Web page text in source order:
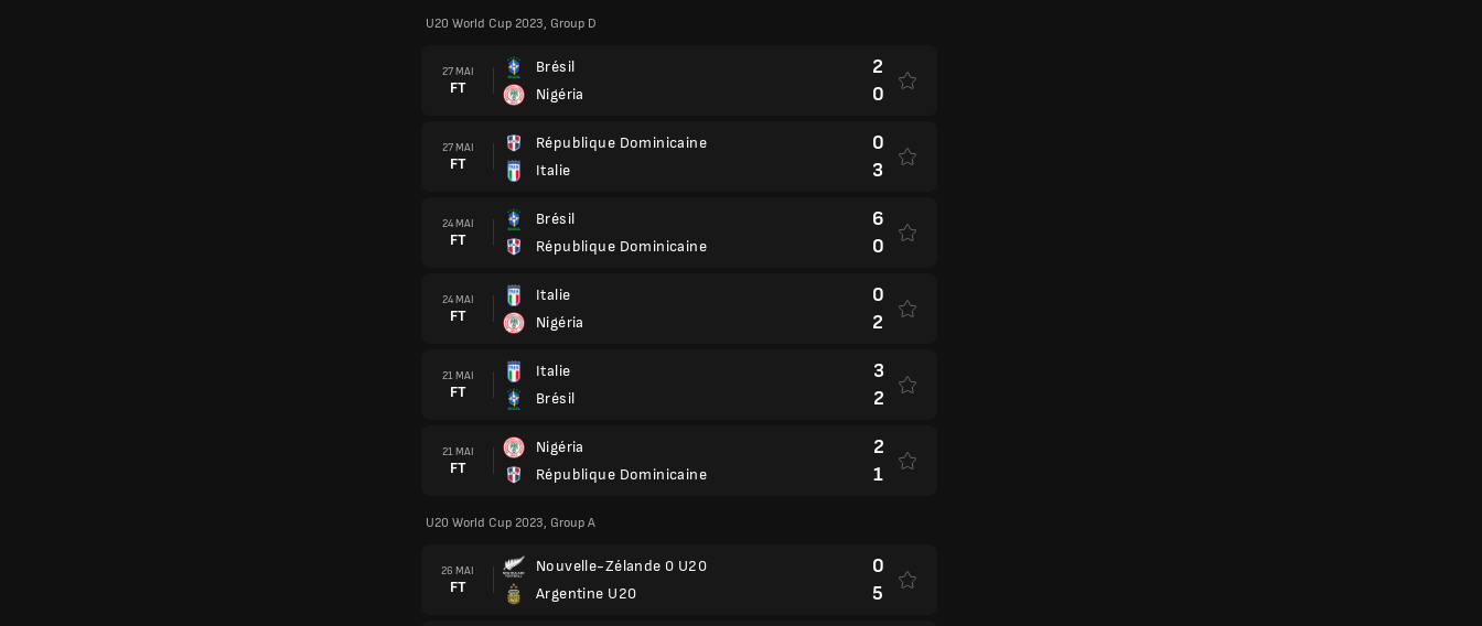
U20 World Cup 2023, Group D
27 MAI
FT
Brésil
Nigéria
2
0
27 MAI
FT
République Dominicaine
Italie
0
3
24 MAI
FT
Brésil
République Dominicaine
6
0
24 MAI
FT
Italie
Nigéria
0
2
21 MAI
FT
Italie
Brésil
3
2
21 MAI
FT
Nigéria
République Dominicaine
2
1
U20 World Cup 2023, Group A
26 MAI
FT
Nouvelle-Zélande 0 U20
Argentine U20
0
5